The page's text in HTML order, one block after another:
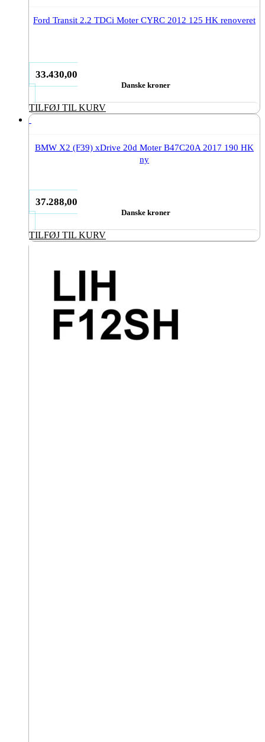
Ford Transit 2.2 TDCi Moter CYRC 2012 125 HK renoveret
33.430,00
Danske kroner
TILFØJ TIL KURV
BMW X2 (F39) xDrive 20d Moter B47C20A 2017 190 HK
ny
37.288,00
Danske kroner
TILFØJ TIL KURV